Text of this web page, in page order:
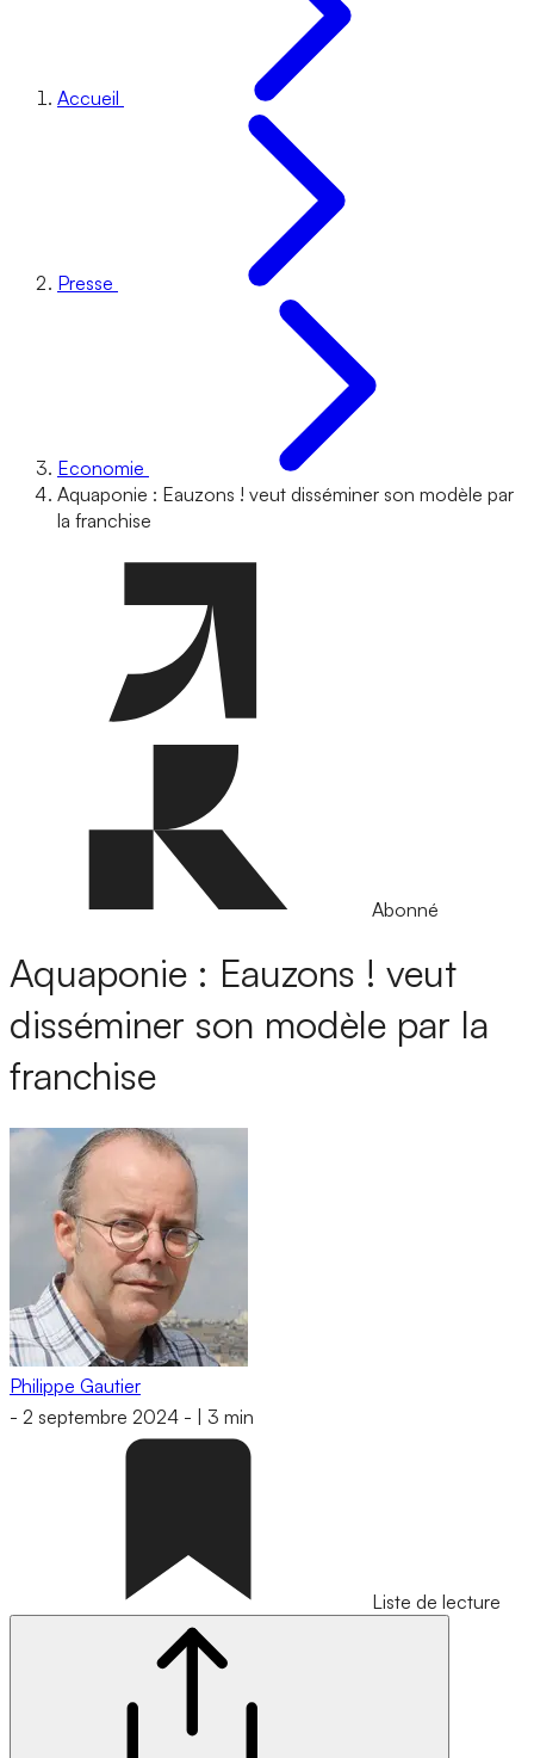
Accueil
Presse
Economie
Aquaponie : Eauzons ! veut disséminer son modèle par
la franchise
Abonné
Aquaponie : Eauzons ! veut
disséminer son modèle par la
franchise
Philippe Gautier
- 2 septembre 2024 - 3 min
Liste de lecture